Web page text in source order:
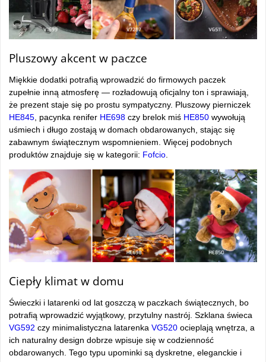
Pluszowy akcent w paczce
Miękkie dodatki potrafią wprowadzić do firmowych paczek
zupełnie inną atmosferę — rozładowują oficjalny ton i sprawiają,
że prezent staje się po prostu sympatyczny. Pluszowy pierniczek
HE845 , pacynka renifer HE698 czy brelok miś HE850 wywołują
uśmiech i długo zostają w domach obdarowanych, stając się
zabawnym świątecznym wspomnieniem. Więcej podobnych
produktów znajduje się w kategorii: Fofcio
Ciepły klimat w domu
Świeczki i latarenki od lat goszczą w paczkach świątecznych, bo
potrafią wprowadzić wyjątkowy, przytulny nastrój. Szklana świeca
VG592 czy minimalistyczna latarenka VG520 ocieplają wnętrza, a
ich naturalny design dobrze wpisuje się w codzienność
obdarowanych. Tego typu upominki są dyskretne, eleganckie i